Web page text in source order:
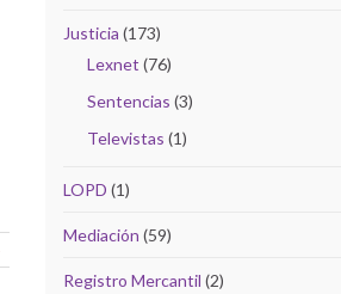
Justicia (173)
Lexnet (76)
Sentencias (3)
Televistas (1)
LOPD (1)
Mediación (59)
Registro Mercantil (2)